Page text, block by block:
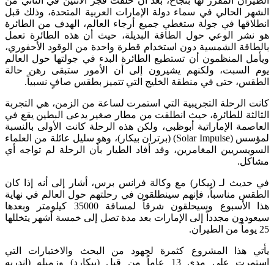
الشهر الحالي في سماء دولة الإمارات العربية المتحدة، وذلك قبل
انطلاقها في جولة ستغطي جميع أرجاء العالم، الهدف من الطائرة
هو نشر الوعي حول الطاقة البديلة، حيث أن هذه الطائرة تعمل
بالطاقة الشمسية دون استخدام قطرة واحدة من الوقود الأحفوري،
ويأمل المنظمون أن تستطيع الطائرة البدء في جولتها حول العالم
يوم السبت، ولكنهم يشيرون إلى أن الأمور ستبقى رهن حالة
الطقس، حتى في منطقة الخليج التي تتميز بطقس صافٍ نسبياً.
كانت الرحلة التجريبية التي استمرت لساعة من الزمن، هي التجربة
الثالثة للطائرة، حيث انطلقت من مطار صغير يدعى البطين يقع في
العاصمة الإماراتية أبوظبي، ولكن هذه الرحلة كانت الأولى بالنسبة
لمؤسس (Solar Impulse) (برتران بيكار)، وهو سليل عائلة من العلماء
السويسريين المغامرين، وقد أفاد الطيار بأن الرحلة لم تواجه أي
مشاكل.
في حديث لـ (بيكار) مع وكالة فرانس برس، أشار إلى أنه إذا كان
الطقس مناسباً، فإنهم سينطلقون في رحلتهم حول العالم في نهاية
هذا الأسبوع وسيحلقون شرقاً لمسافة 35000 كيلومتر وبعدها
سيعودون مجدداً إلى الإمارات بعد مدة تصل إلى خمسة أشهر يتخللها
25 يوماً من الطيران.
يأتي هذا المشروع كثمرة لجهود من البحث والاختبارات التي
استمرت على مدى 13 عاماً من قبل (بيكارد) وزميله (اندريه